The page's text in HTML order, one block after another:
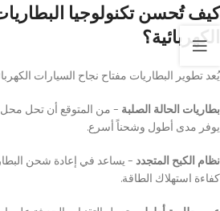
كيف تُحسن تكنولوجيا
الكهربائية؟
يُعد تطوير البطاريات مفتاح نجاح السيارات
بطاريات الحالة الصلبة – من المتوقع أن تحل محل
يوفر مدى أطول وشحناً أسرع.
نظام الكبح المتجدد – يساعد في إعادة شحن
كفاءة استهلاك الطاقة.